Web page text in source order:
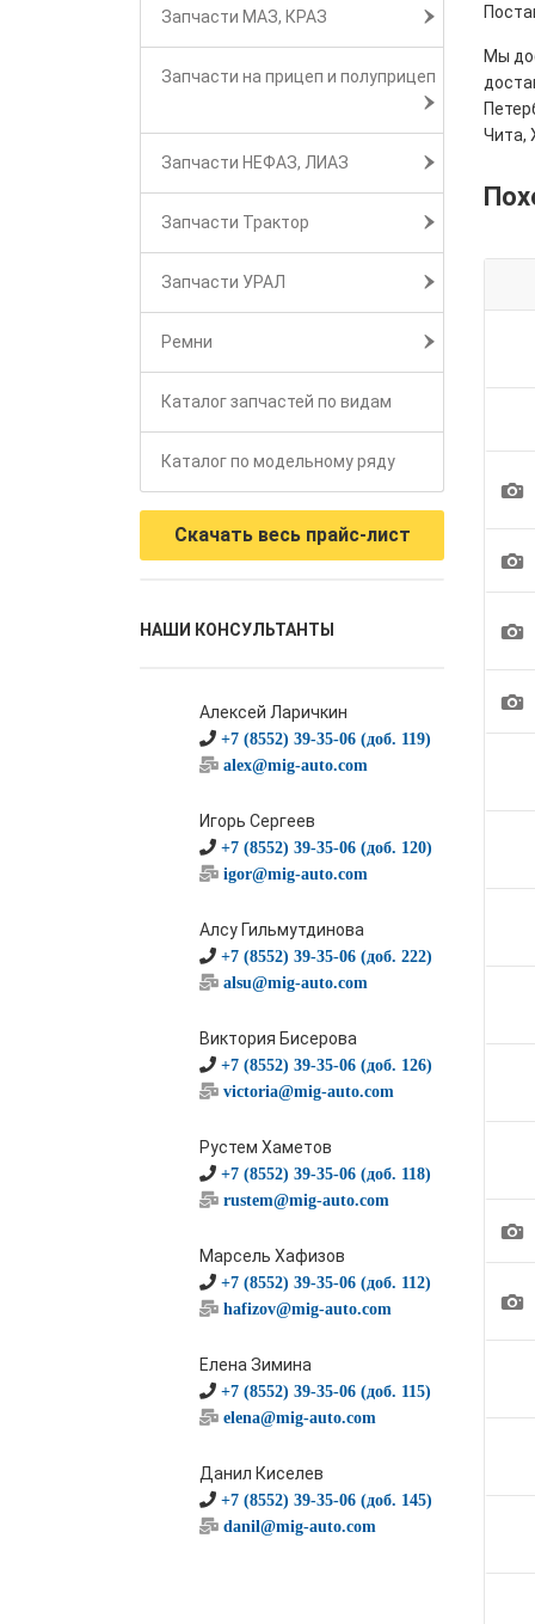
Запчасти МАЗ, КРАЗ
Запчасти на прицеп и полуприцеп
Запчасти НЕФАЗ, ЛИАЗ
Запчасти Трактор
Запчасти УРАЛ
Ремни
Каталог запчастей по видам
Каталог по модельному ряду
Скачать весь прайс-лист
НАШИ КОНСУЛЬТАНТЫ
Алексей Ларичкин
+7 (8552) 39-35-06 (доб. 119)
alex@mig-auto.com
Игорь Сергеев
+7 (8552) 39-35-06 (доб. 120)
igor@mig-auto.com
Алсу Гильмутдинова
+7 (8552) 39-35-06 (доб. 222)
alsu@mig-auto.com
Виктория Бисерова
+7 (8552) 39-35-06 (доб. 126)
victoria@mig-auto.com
Рустем Хаметов
+7 (8552) 39-35-06 (доб. 118)
rustem@mig-auto.com
Марсель Хафизов
+7 (8552) 39-35-06 (доб. 112)
hafizov@mig-auto.com
Елена Зимина
+7 (8552) 39-35-06 (доб. 115)
elena@mig-auto.com
Данил Киселев
+7 (8552) 39-35-06 (доб. 145)
danil@mig-auto.com
Мы
Чита,
1
1
1
1
1
1